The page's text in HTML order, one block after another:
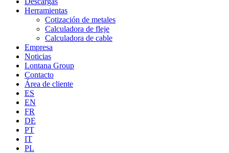
Herramientas
Cotización de metales
Calculadora de fleje
Calculadora de cable
Empresa
Noticias
Lontana Group
Contacto
Área de cliente
ES
EN
FR
DE
PT
IT
PL